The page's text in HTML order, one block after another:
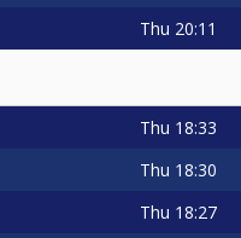
Thu 20:11
Thu 18:33
Thu 18:30
Thu 18:27